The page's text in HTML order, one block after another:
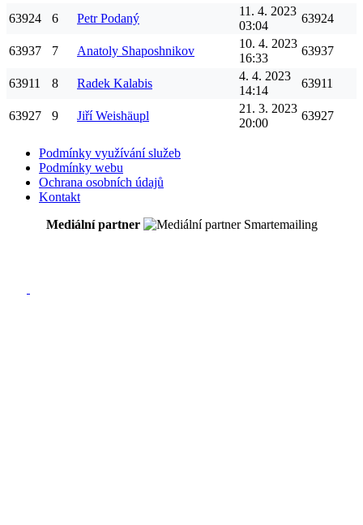
63924
6 Petr Podaný
11. 4. 2023
03:04
63924
63937 7 Anatoly Shaposhnikov
10. 4. 2023
16:33
63937
63911 8 Radek Kalabis
4. 4. 2023
14:14
63911
63927 9 Jiří Weishäupl
21. 3. 2023
20:00
63927
Podmínky využívání služeb
Podmínky webu
Ochrana osobních údajů
Kontakt
Mediální partner